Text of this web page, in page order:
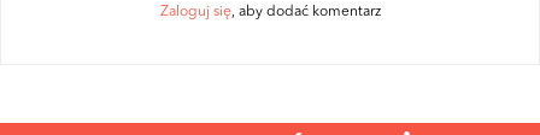
Zaloguj się, aby dodać komentarz